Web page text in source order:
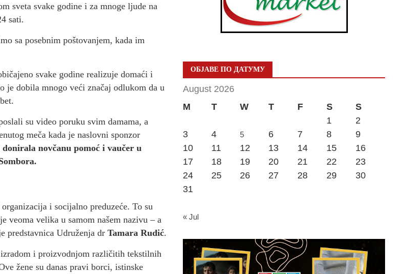
sveta svake godine i za mnoge ljude na
sati.
sa posebnim poštovanjem, kada im
svake godine realizuje domaći i
je dobila mnogo veći značaj odlukom da u
su video poruku svim damama, a
meča kada je naslovni sponzor
novčanu pomoć i vaučer u
i socijalno preduzeće. To su
veoma velika u samom našem nazivu – a
predstavnica Udruženja dr Tamara Rudić.
izradom i proizvodnjom različitih tekstilnih
žene su danas pravi borci, istinske
ОБЈАВЕ ПО ДАТУМУ
August 2026
M
T W T F S
S
1
2
3
4 5 6 7 8
9
10
11 12 13 14 15
16
17
18 19 20 21 22
23
24
25 26 27 28 29
30
31
« Jul